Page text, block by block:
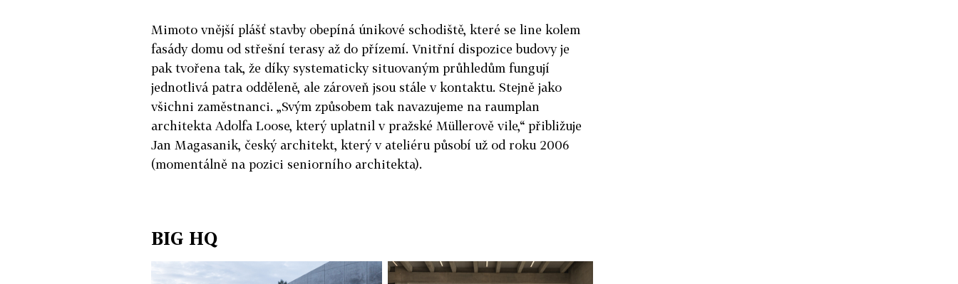
Mimoto vnější plášť stavby obepíná únikové schodiště, které se line kolem
fasády domu od střešní terasy až do přízemí. Vnitřní dispozice budovy je
pak tvořena tak, že díky systematicky situovaným průhledům fungují
jednotlivá patra odděleně, ale zároveň jsou stále v kontaktu. Stejně jako
všichni zaměstnanci. „Svým způsobem tak navazujeme na raumplan
architekta Adolfa Loose, který uplatnil v pražské Müllerově vile,“ přibližuje
Jan Magasanik, český architekt, který v ateliéru působí už od roku 2006
(momentálně na pozici seniorního architekta).
BIG HQ